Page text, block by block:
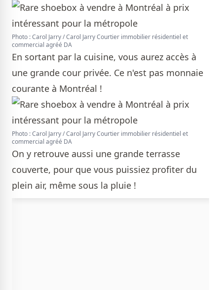
Photo : Carol Jarry / Carol Jarry Courtier immobilier résidentiel et
commercial agréé DA
En sortant par la cuisine, vous aurez accès à
une grande cour privée. Ce n'est pas monnaie
courante à Montréal !
Photo : Carol Jarry / Carol Jarry Courtier immobilier résidentiel et
commercial agréé DA
On y retrouve aussi une grande terrasse
couverte, pour que vous puissiez profiter du
plein air, même sous la pluie !